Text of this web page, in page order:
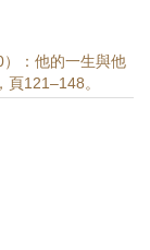
）：他的一生與他
121–148。